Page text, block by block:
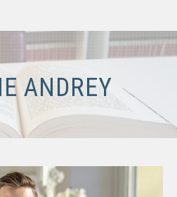
ANDREY